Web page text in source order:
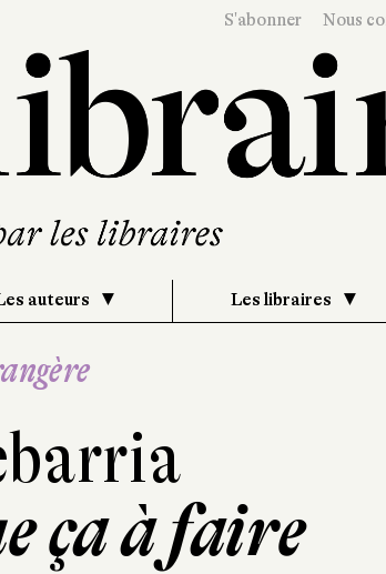
S'abonner Nous
auteurs Les libraires
ça à faire